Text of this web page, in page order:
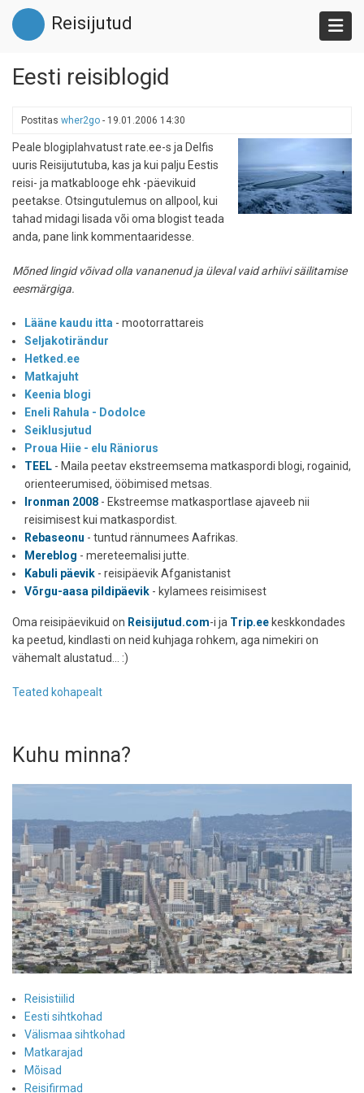
Liigu
edasi
põhisisu
Reisijutud
Eesti reisiblogid
Postitas wher2go - 19.01.2006 14:30
Peale blogiplahvatust rate.ee-s ja Delfis
uuris Reisijututuba, kas ja kui palju Eestis
reisi- ja matkablooge ehk -päevikuid
peetakse. Otsingutulemus on allpool, kui
tahad midagi lisada või oma blogist teada
anda, pane link kommentaaridesse.
Mõned lingid võivad olla vananenud ja üleval vaid arhiivi säilitamise
eesmärgiga.
Lääne kaudu itta - mootorrattareis
Seljakotirändur
Hetked.ee
Matkajuht
Keenia blogi
Eneli Rahula - Dodolce
Seiklusjutud
Proua Hiie - elu Räniorus
TEEL - Maila peetav ekstreemsema matkaspordi blogi, rogainid,
orienteerumised, ööbimised metsas.
Ironman 2008 - Ekstreemse matkasportlase ajaveeb nii
reisimisest kui matkaspordist.
Rebaseonu - tuntud rännumees Aafrikas.
Mereblog - mereteemalisi jutte.
Kabuli päevik - reisipäevik Afganistanist
Võrgu-aasa pildipäevik - kylamees reisimisest
Oma reisipäevikuid on Reisijutud.com-i ja Trip.ee keskkondades
ka peetud, kindlasti on neid kuhjaga rohkem, aga nimekiri on
vähemalt alustatud... :)
Teated kohapealt
Kuhu minna?
Reisistiilid
Eesti sihtkohad
Välismaa sihtkohad
Matkarajad
Mõisad
Reisifirmad